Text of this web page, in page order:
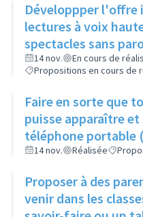
Développper l'offre
lectures à voix
spectacles sans
14 nov.
En cours de
Propositions en cours de
Faire en sorte que
puisse apparaître
téléphone portable
évènements,
14 nov. Réalisée
Proposer à des
venir dans les